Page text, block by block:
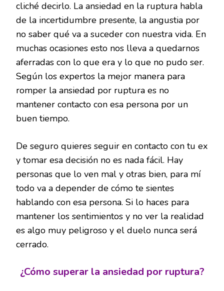
cliché decirlo. La ansiedad en la ruptura habla
de la incertidumbre presente, la angustia por
no saber qué va a suceder con nuestra vida. En
muchas ocasiones esto nos lleva a quedarnos
aferradas con lo que era y lo que no pudo ser.
Según los expertos la mejor manera para
romper la ansiedad por ruptura es no
mantener contacto con esa persona por un
buen tiempo.
De seguro quieres seguir en contacto con tu ex
y tomar esa decisión no es nada fácil. Hay
personas que lo ven mal y otras bien, para mí
todo va a depender de cómo te sientes
hablando con esa persona. Si lo haces para
mantener los sentimientos y no ver la realidad
es algo muy peligroso y el duelo nunca será
cerrado.
¿Cómo superar la ansiedad por ruptura?